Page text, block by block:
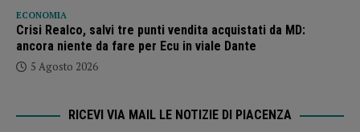
ECONOMIA
Crisi Realco, salvi tre punti vendita acquistati da MD:
ancora niente da fare per Ecu in viale Dante
5 Agosto 2026
RICEVI VIA MAIL LE NOTIZIE DI PIACENZA